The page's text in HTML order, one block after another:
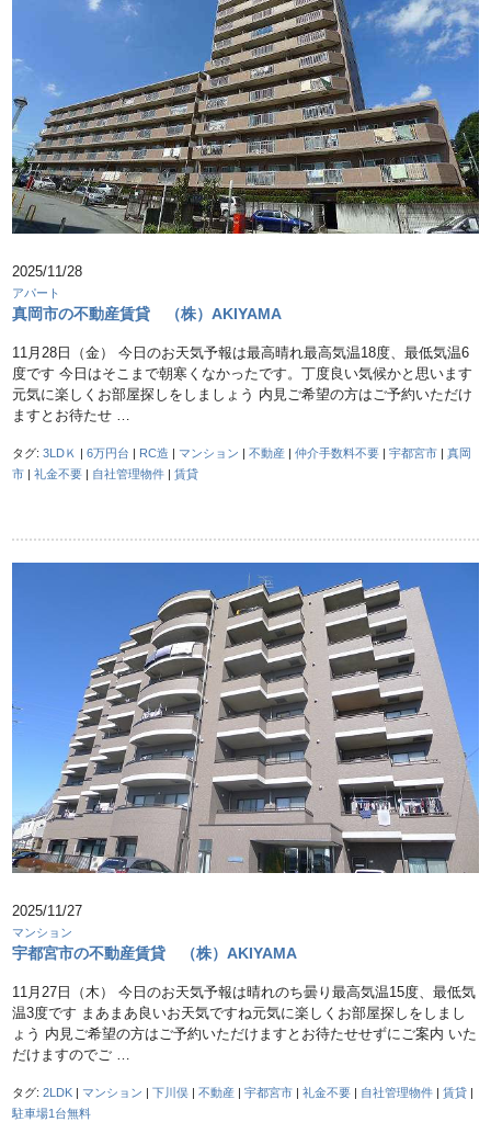
2025/11/28
アパート
真岡市の不動産賃貸 （株）AKIYAMA
11月28日（金） 今日のお天気予報は最高晴れ最高気温18度、最低気温6
度です 今日はそこまで朝寒くなかったです。丁度良い気候かと思います
元気に楽しくお部屋探しをしましょう 内見ご希望の方はご予約いただけ
ますとお待たせ …
タグ:3LDＫ |6万円台 | RC造 | マンション |不動産 |仲介手数料不要 |宇都宮市 |真岡
市 |礼金不要 | 自社管理物件 |賃貸
2025/11/27
マンション
宇都宮市の不動産賃貸 （株）AKIYAMA
11月27日（木） 今日のお天気予報は晴れのち曇り最高気温15度、最低気
温3度です まあまあ良いお天気ですね元気に楽しくお部屋探しをしまし
ょう 内見ご希望の方はご予約いただけますとお待たせせずにご案内 いた
だけますのでご …
タグ:2LDK マンション |下川俣 |不動産 |宇都宮市 |礼金不要 自社管理物件 |賃貸
駐車場1台無料